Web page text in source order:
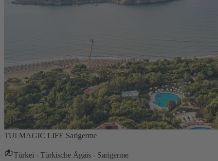
TUI MAGIC LIFE Sarigerme
Türkei - Türkische Ägäis - Sarigerme